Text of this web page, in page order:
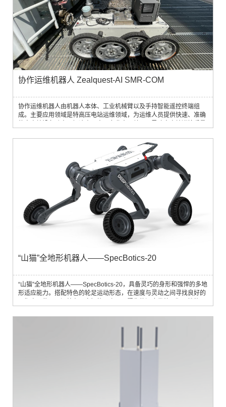
协作运维机器人 Zealquest-AI SMR-COM
协作运维机器人由机器人本体、工业机械臂以及手持智能遥控终端组
成。主要应用领域是特高压电站运维领域，为运维人员提供快速、准确
间成本，较大程度地解决“人站比”不足的问题，使得环境日益凸显的矛
盾得以缓解。技术参数：外形尺寸：＜1400×800×1500mm整备重量：
300kg运行机构：全地形底盘行星...
“山猫”全地形机器人——SpecBotics-20
“山猫”全地形机器人——SpecBotics-20，具备灵巧的身形和强悍的多地
形适应能力。搭配特色的轮足运动形态，在速度与灵动之间寻找良好的
山猫“的形态针对性进行特色化适配。全天候酷玩：支持全天候酷玩的